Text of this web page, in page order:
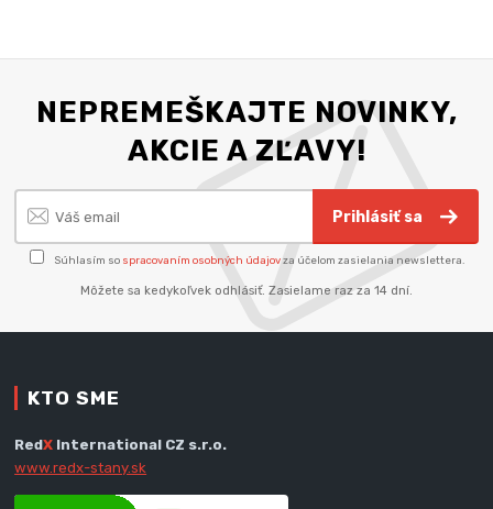
NEPREMEŠKAJTE NOVINKY,
AKCIE A ZĽAVY!
Prihlásiť sa
Súhlasím so spracovaním osobných údajovza účelom zasielania newslettera.
Môžete sa kedykoľvek odhlásiť. Zasielame raz za 14 dní.
KTO SME
RedX International CZ s.r.o.
www.redx-stany.sk